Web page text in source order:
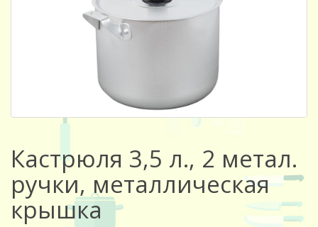
Кастрюля 3,5 л., 2 метал.
ручки, металлическая
крышка